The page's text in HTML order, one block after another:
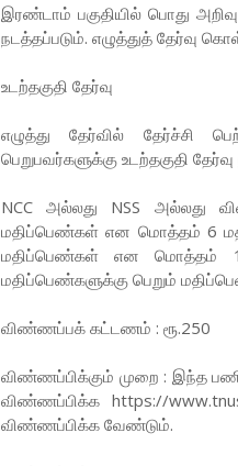
இரண்டாம் பகுதியில் பொது
நடத்தப்படும். எழுத்துத் தேர்வு
உடற்தகுதி தேர்வு
எழுத்து தேர்வில் தேர்ச்சி
பெறுபவர்களுக்கு உடற்தகுதி
NCC அல்லது NSS அல்லது
மதிப்பெண்கள் என மொத்தம் 6
மதிப்பெண்கள் என மொத்தம்
மதிப்பெண்களுக்கு பெறும்
விண்ணப்பக் கட்டணம் : ரூ.250
விண்ணப்பிக்கும் முறை : இந்த
விண்ணப்பிக்க https://
விண்ணப்பிக்க வேண்டும்.